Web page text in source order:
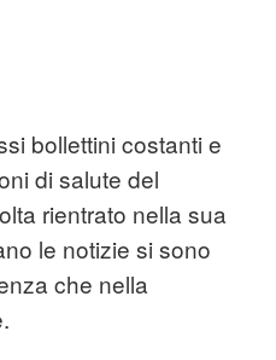
bollettini costanti e
di salute del
rientrato nella sua
le notizie si sono
che nella